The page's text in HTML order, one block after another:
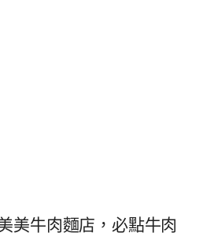
美牛肉麵店，必點牛肉